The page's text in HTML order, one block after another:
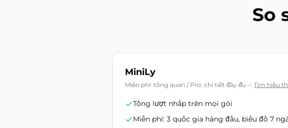
So
MiniLy
Miễn phí: tổng quan / Pro: chi tiết đầy đủ -- Tìm hiểu
Tổng lượt nhấp trên mọi gói
Miễn phí: 3 quốc gia hàng đầu, biểu đồ 7